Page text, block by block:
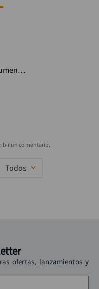
Todos
ofertas, lanzamientos y